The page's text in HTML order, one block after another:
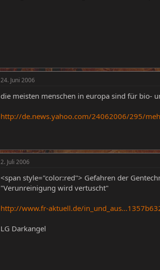
24. Juni 2006
die meisten menschen in europa sind für bio-
http://de.news.yahoo.com/24062006/295/
2. Juli 2006
<span style="color:red"> Gefahren der
"Verunreinigung wird vertuscht"
http://www.fr-aktuell.de/
LG Darkangel